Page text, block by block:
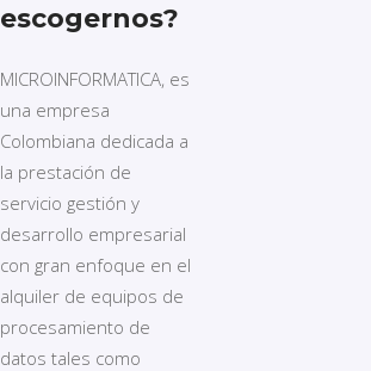
escogernos?
MICROINFORMATICA, es
una empresa
Colombiana dedicada a
la prestación de
servicio gestión y
desarrollo empresarial
con gran enfoque en el
alquiler de equipos de
procesamiento de
datos tales como